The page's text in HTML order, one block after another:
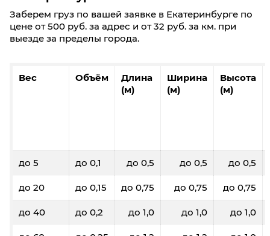
Заберем груз по вашей заявке в Екатеринбурге по
цене от 500 руб. за адрес и от 32 руб. за км. при
выезде за пределы города.
Вес Объём
Длина
(м)
Ширина
(м)
Высота
(м)
до 5 до 0,1 до 0,5 до 0,5 до 0,5
до 20 до 0,15 до 0,75 до 0,75 до 0,75
до 40 до 0,2 до 1,0 до 1,0 до 1,0